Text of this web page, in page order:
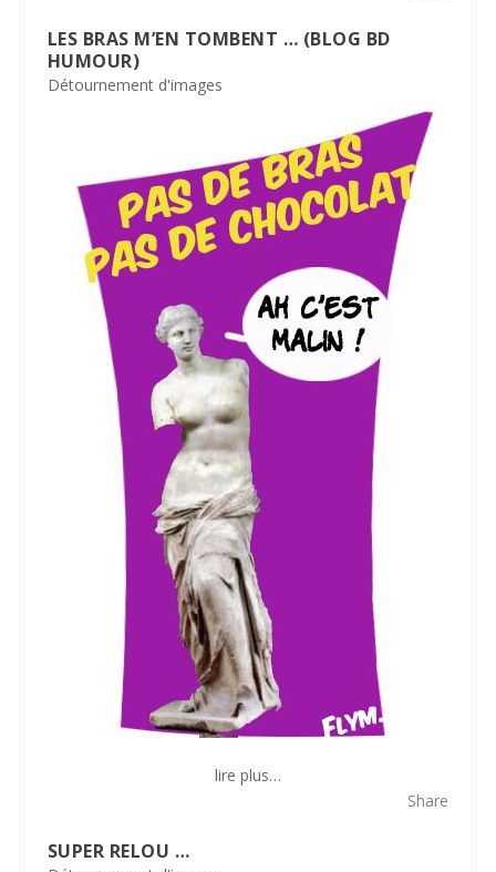
LES BRAS M’EN TOMBENT … (BLOG BD
HUMOUR)
Détournement d'images
lire plus…
Share
SUPER RELOU …